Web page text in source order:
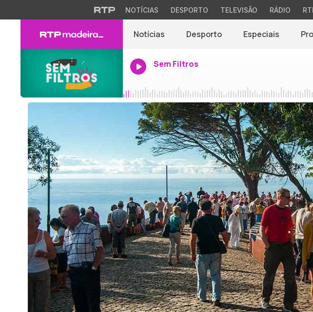
NOTÍCIAS DESPORTO TELEVISÃO RÁDIO
Notícias Desporto Especiais
Sem Filtros